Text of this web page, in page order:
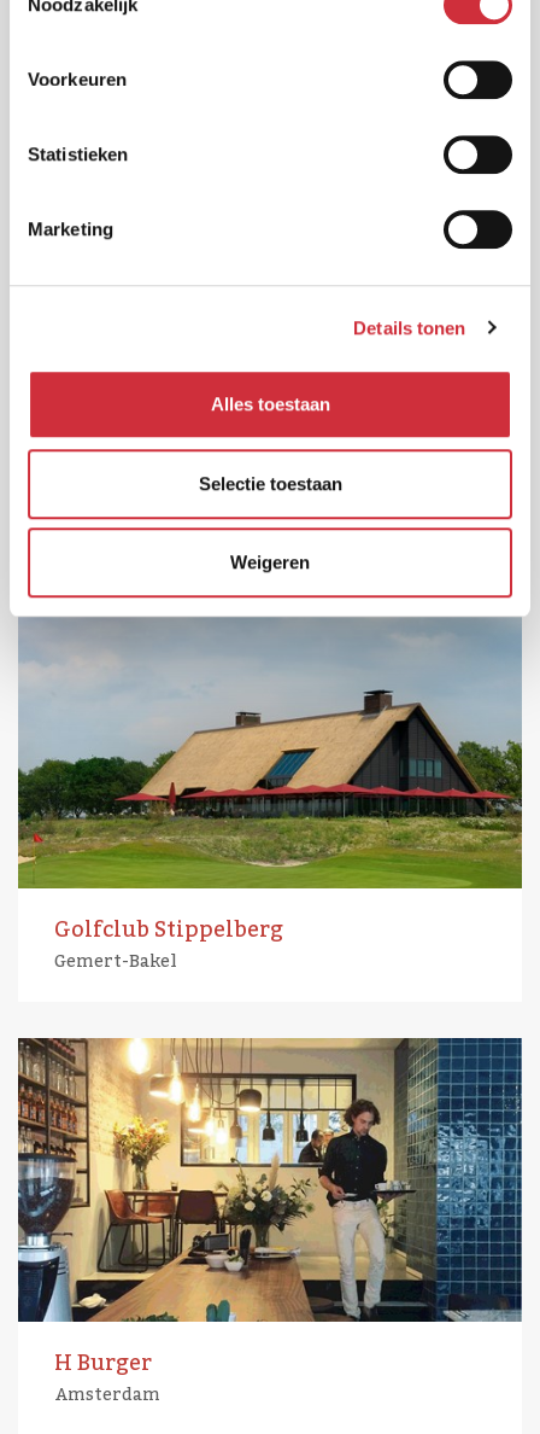
Noodzakelijk
Voorkeuren
Statistieken
Marketing
Details tonen
Alles toestaan
Selectie toestaan
Weigeren
Lunchcafé Raadskelder
's-Hertogenbosch
Cultureel Centrum Tiliander
Oisterwijk
Golfclub Stippelberg
Gemert-Bakel
H Burger
Amsterdam